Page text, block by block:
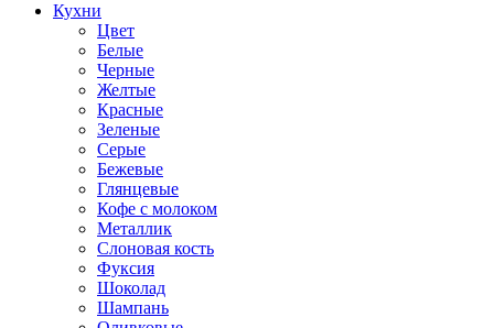
Кухни
Цвет
Белые
Черные
Желтые
Красные
Зеленые
Серые
Бежевые
Глянцевые
Кофе с молоком
Металлик
Слоновая кость
Фуксия
Шоколад
Шампань